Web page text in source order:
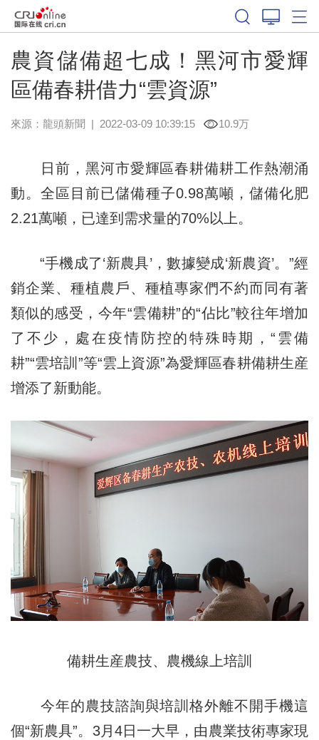
農資儲備超七成！黑河市愛輝
區備春耕借力“雲資源”
來源： 龍頭新聞 | 2022-03-09 10:39:15 10.9万
日前，黑河市愛輝區春耕備耕工作熱潮涌
動。全區目前已儲備種子0.98萬噸，儲備化肥
2.21萬噸，已達到需求量的70%以上。
“手機成了‘新農具’，數據變成‘新農資’。”經
銷企業、種植農戶、種植專家們不約而同有著
類似的感受，今年“雲備耕”的“佔比”較往年增加
了不少，處在疫情防控的特殊時期，“雲備
耕”“雲培訓”等“雲上資源”為愛輝區春耕備耕生産
增添了新動能。
備耕生産農技、農機線上培訓
今年的農技諮詢與培訓格外離不開手機這
個“新農具”。3月4日一大早，由農業技術專家現